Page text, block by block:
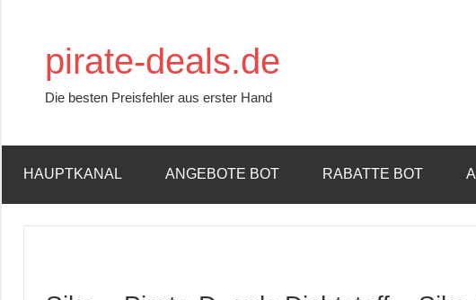
springenpirate-deals.de
Die besten Preisfehler aus erster Hand
HAUPTKANAL ANGEBOTE BOT RABATTE BOT